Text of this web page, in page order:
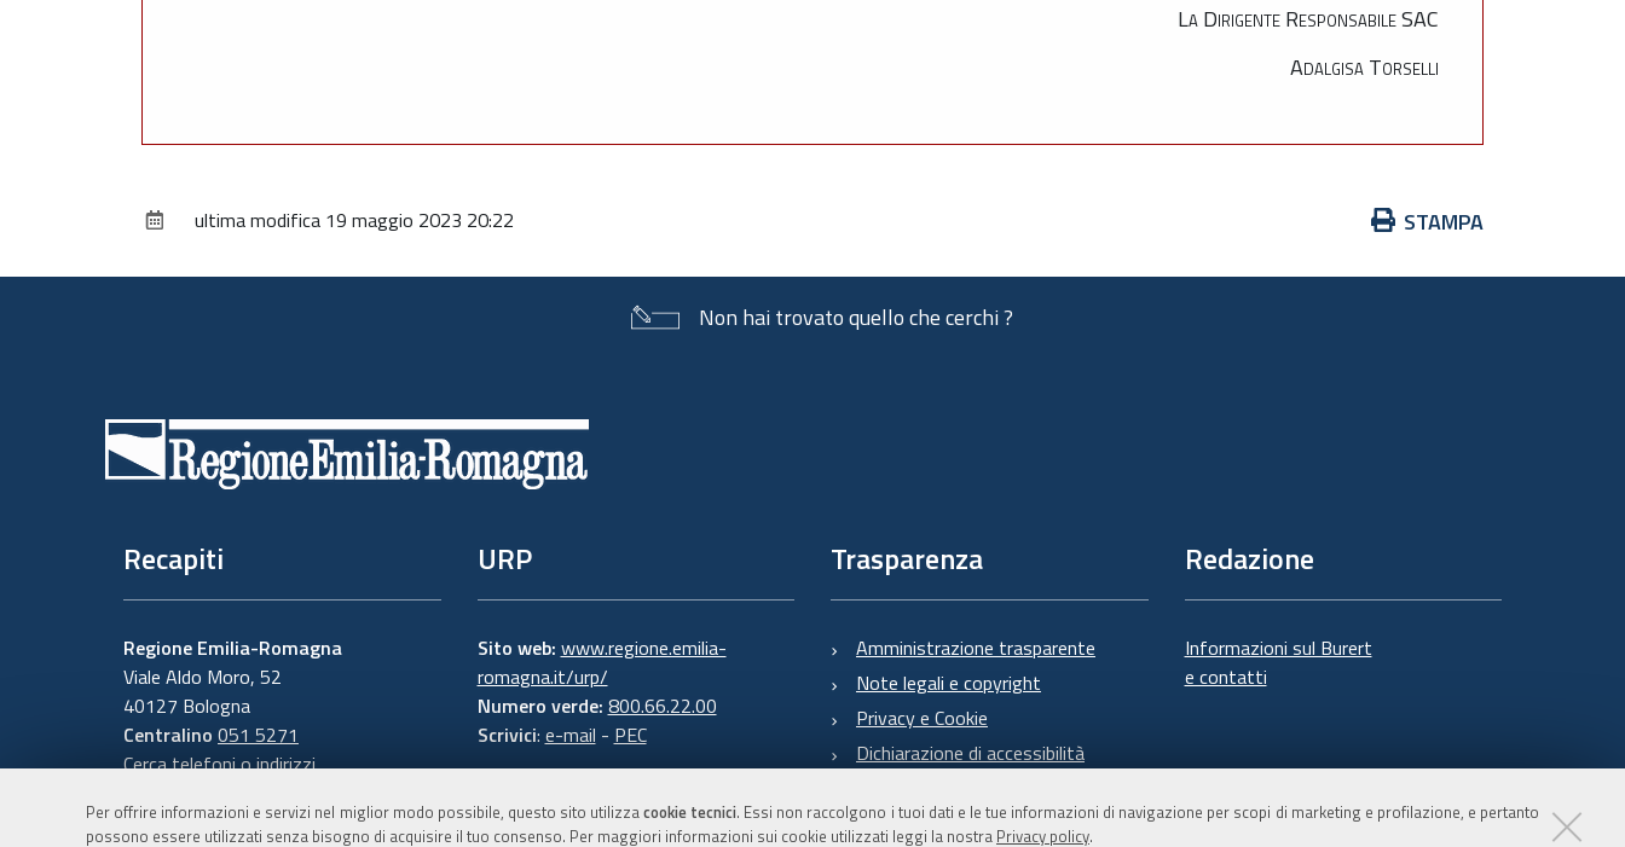
Per offrire informazioni e servizi nel miglior modo possibile, questo sito utilizzacookie tecnici. Essi non raccolgono i tuoi dati e le tue informazioni di navigazione per scopi di marketing e profilazione, e pertanto
possono essere utilizzati senza bisogno di acquisire il tuo consenso. Per maggiori informazioni sui cookie utilizzati leggi la nostra Privacy policy.
La Dirigente Responsabile SAC
Adalgisa Torselli
Azioni
documento
STAMPA
ultima modifica 19 maggio 2023 20:22
Non hai trovato quello che cerchi ?
Recapiti
Regione Emilia-Romagna
Viale Aldo Moro, 52
40127 Bologna
Centralino 051 5271
Cerca telefoni o indirizzi
URP
Sito web: www.regione.emilia-
romagna.it/urp/
Numero verde: 800.66.22.00
Scrivici: e-mail - PEC
Trasparenza
Amministrazione trasparente
Note legali e copyright
Privacy e Cookie
Dichiarazione di accessibilità
Redazione
Informazioni sul Burert
e contatti